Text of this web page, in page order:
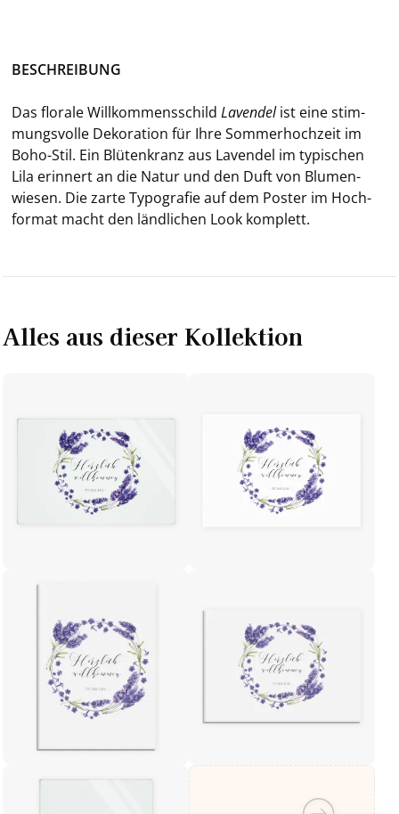
BE­SCHREI­BUNG
Das flo­ra­le Will­kom­mens­schild La­ven­delist eine stim­
mungs­vol­le De­ko­ra­ti­on für Ihre Som­mer­hoch­zeit im
Boho-​Stil. Ein Blü­ten­kranz aus La­ven­del im ty­pi­schen
Lila er­in­nert an die Natur und den Duft von Blu­men­
wie­sen. Die zarte Ty­po­gra­fie auf dem Pos­ter im Hoch­
for­mat macht den länd­li­chen Look kom­plett.
Alles aus dieser Kollektion